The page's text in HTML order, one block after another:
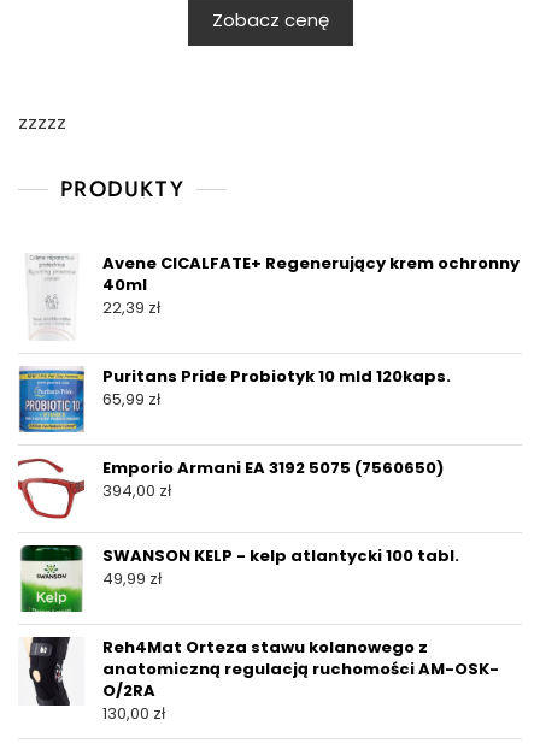
Zobacz cenę
zzzzz
PRODUKTY
Avene CICALFATE+ Regenerujący krem ochronny
40ml
22,39 zł
Puritans Pride Probiotyk 10 mld 120kaps.
65,99 zł
Emporio Armani EA 3192 5075 (7560650)
394,00 zł
SWANSON KELP - kelp atlantycki 100 tabl.
49,99 zł
Reh4Mat Orteza stawu kolanowego z
anatomiczną regulacją ruchomości AM-OSK-
O/2RA
130,00 zł